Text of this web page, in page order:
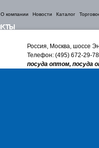
О компании Новости Каталог
Россия, Москва, шоссе
Телефон: (495) 672-29-
посуда оптом, посуда